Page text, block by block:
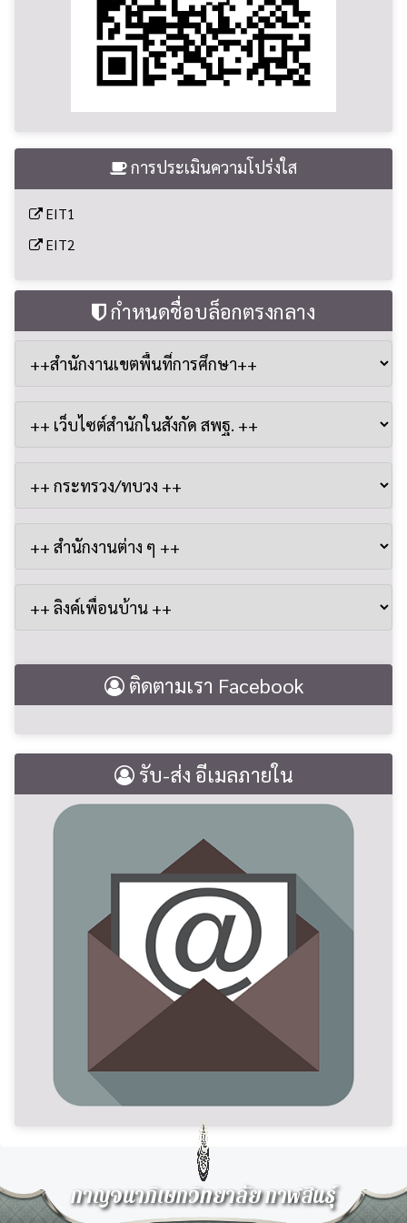
การประเมินความโปร่งใส
EIT1
EIT2
กำหนดชื่อบล็อกตรงกลาง
ติดตามเรา Facebook
รับ-ส่ง อีเมลภายใน
กาญจนาภิเษกวิทยาลัย กาฬสินธุ์